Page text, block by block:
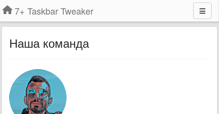
7+ Taskbar Tweaker
Наша команда